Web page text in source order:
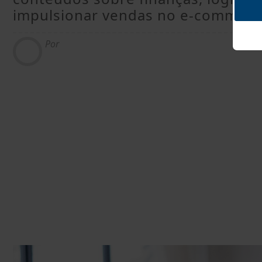
impulsionar vendas no e-
Por